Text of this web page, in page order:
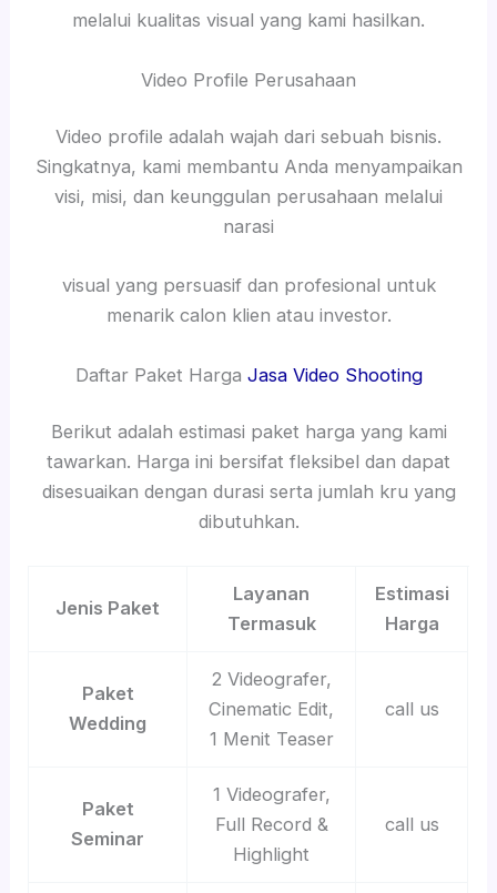
melalui kualitas visual yang kami hasilkan.
Video Profile Perusahaan
Video profile adalah wajah dari sebuah bisnis.
Singkatnya, kami membantu Anda menyampaikan
visi, misi, dan keunggulan perusahaan melalui
narasi
visual yang persuasif dan profesional untuk
menarik calon klien atau investor.
Daftar Paket Harga Jasa Video Shooting
Berikut adalah estimasi paket harga yang kami
tawarkan. Harga ini bersifat fleksibel dan dapat
disesuaikan dengan durasi serta jumlah kru yang
dibutuhkan.
Jenis Paket
Layanan
Termasuk
Estimasi
Harga
Paket
Wedding
2 Videografer,
Cinematic Edit,
1 Menit Teaser
call us
Paket
Seminar
1 Videografer,
Full Record &
Highlight
call us